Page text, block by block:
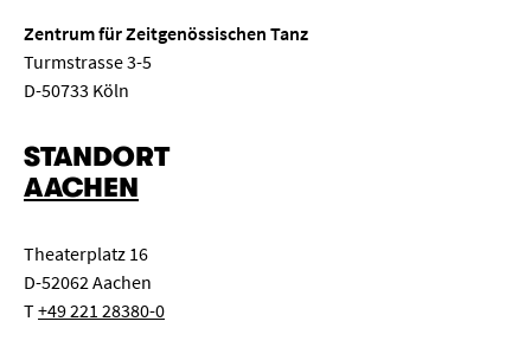
Zentrum für Zeitgenössischen Tanz
Turmstrasse 3-5
D-50733 Köln
STANDORT
AACHEN
Theaterplatz 16
D-52062 Aachen
T+49 221 28380-0